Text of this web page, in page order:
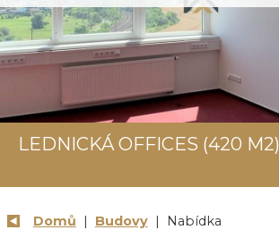
LEDNICKÁ OFFICES (420 M2)
Domů | Budovy | Nabídka